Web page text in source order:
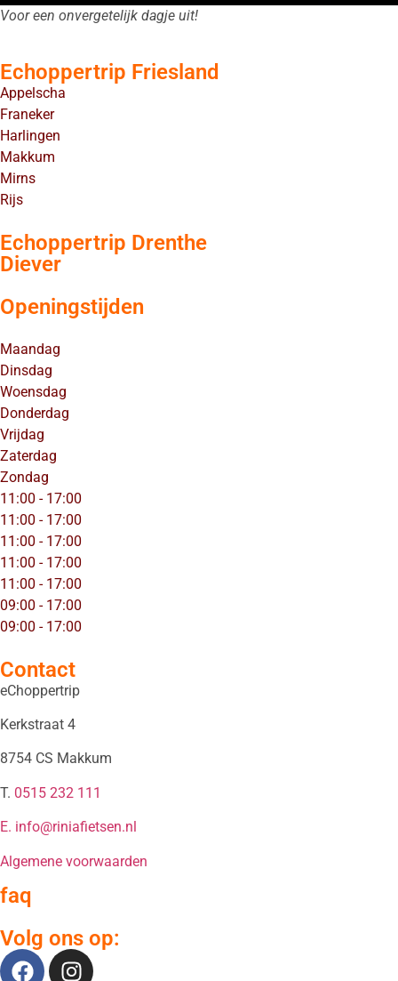
Voor een onvergetelijk dagje uit!
Echoppertrip Friesland
Appelscha
Franeker
Harlingen
Makkum
Mirns
Rijs
Echoppertrip Drenthe
Diever
Openingstijden
Maandag
Dinsdag
Woensdag
Donderdag
Vrijdag
Zaterdag
Zondag
11:00 - 17:00
11:00 - 17:00
11:00 - 17:00
11:00 - 17:00
11:00 - 17:00
09:00 - 17:00
09:00 - 17:00
Contact
eChoppertrip
Kerkstraat 4
8754 CS Makkum
T. 0515 232 111
E. info@riniafietsen.nl
Algemene voorwaarden
faq
Volg ons op: